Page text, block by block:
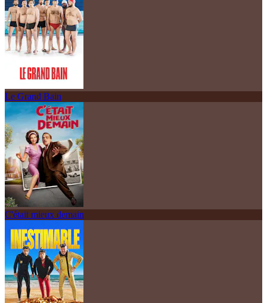
Le Grand Bain
C'était mieux demain